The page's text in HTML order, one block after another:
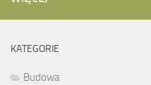
KATEGORIE
Budowa